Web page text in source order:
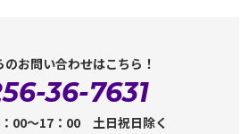
のお問い合わせはこちら！
36-7631
00～17：00 土日祝日除く